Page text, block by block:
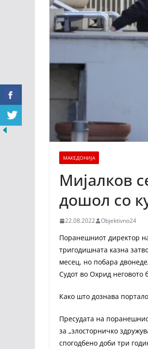
МАКЕДОНИЈА
Mијалков
дошол со
22.08.2022 Objektivno24
Поранешниот директор
тригодишната казна
месец, но побара
Судот во Охрид неговото
Како што дознава
Пресудата на
за „злосторничко
спогодбено доби три